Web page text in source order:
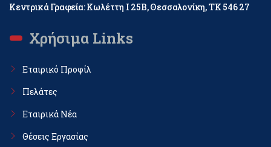
Κεντρικά Γραφεία: Κωλέττη Ι 25Β, Θεσσαλονίκη, ΤΚ 546 27
Χρήσιμα Links
Εταιρικό Προφίλ
Πελάτες
Εταιρικά Νέα
Θέσεις Εργασίας